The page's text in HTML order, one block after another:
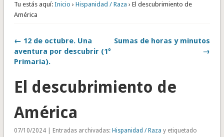
Tu estás aquí: Inicio › Hispanidad / Raza › El descubrimiento de
América
← 12 de octubre. Una
aventura por descubrir (1º
Primaria).
Sumas de horas y minutos
→
El descubrimiento de
América
07/10/2024 | Entradas archivadas: Hispanidad / Raza y etiquetado